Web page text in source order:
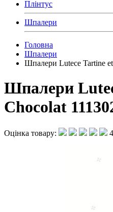
Плінтус
Шпалери
Головна
Шпалери
Шпалери Lutece Tartine
Шпалери
Chocolat
Оцінка товару: